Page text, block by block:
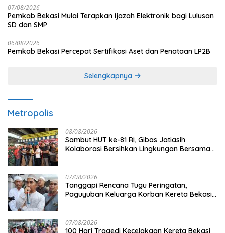
07/08/2026
Pemkab Bekasi Mulai Terapkan Ijazah Elektronik bagi Lulusan
SD dan SMP
06/08/2026
Pemkab Bekasi Percepat Sertifikasi Aset dan Penataan LP2B
Selengkapnya
Metropolis
08/08/2026
Sambut HUT ke-81 RI, Gibas Jatiasih
Kolaborasi Bersihkan Lingkungan Bersama
07/08/2026
Tanggapi Rencana Tugu Peringatan,
Paguyuban Keluarga Korban Kereta Bekasi
07/08/2026
100 Hari Tragedi Kecelakaan Kereta Bekasi